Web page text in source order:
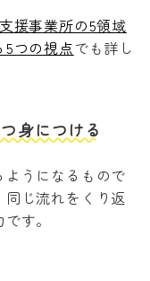
援事業所の5領域
つの視点でも詳し
身につける
うになるもので
じ流れをくり返
す。